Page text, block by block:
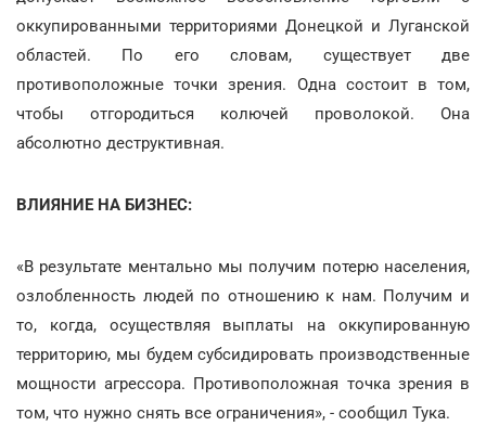
оккупированными территориями Донецкой и Луганской
областей. По его словам, существует две
противоположные точки зрения. Одна состоит в том,
чтобы отгородиться колючей проволокой. Она
абсолютно деструктивная.
ВЛИЯНИЕ НА БИЗНЕС:
«В результате ментально мы получим потерю населения,
озлобленность людей по отношению к нам. Получим и
то, когда, осуществляя выплаты на оккупированную
территорию, мы будем субсидировать производственные
мощности агрессора. Противоположная точка зрения в
том, что нужно снять все ограничения», - сообщил Тука.